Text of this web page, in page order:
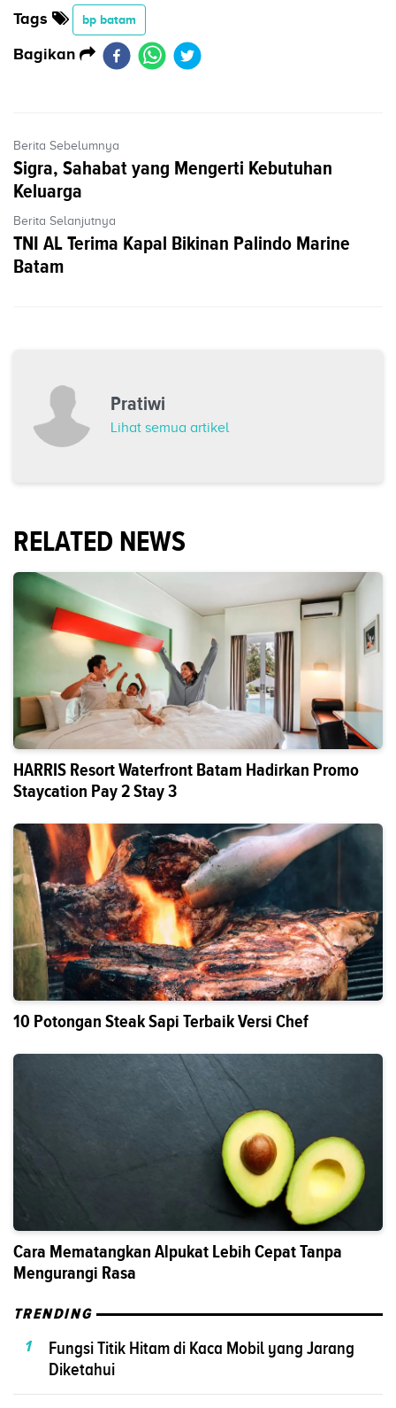
Tags bp batam
Bagikan
Berita Sebelumnya
Sigra, Sahabat yang Mengerti Kebutuhan
Keluarga
Berita Selanjutnya
TNI AL Terima Kapal Bikinan Palindo Marine
Batam
Pratiwi
Lihat semua artikel
RELATED NEWS
HARRIS Resort Waterfront Batam Hadirkan Promo
Staycation Pay 2 Stay 3
10 Potongan Steak Sapi Terbaik Versi Chef
Cara Mematangkan Alpukat Lebih Cepat Tanpa
Mengurangi Rasa
TRENDING
1
Fungsi Titik Hitam di Kaca Mobil yang Jarang
Diketahui